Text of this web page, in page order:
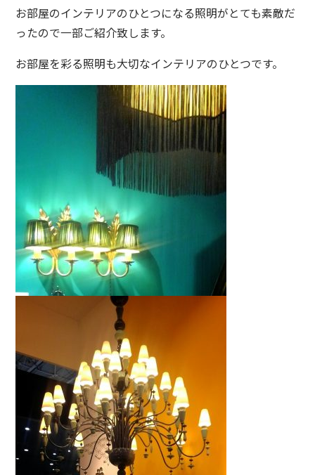
お部屋のインテリアのひとつになる照明がとても素敵だ
ったので一部ご紹介致します。
お部屋を彩る照明も大切なインテリアのひとつです。